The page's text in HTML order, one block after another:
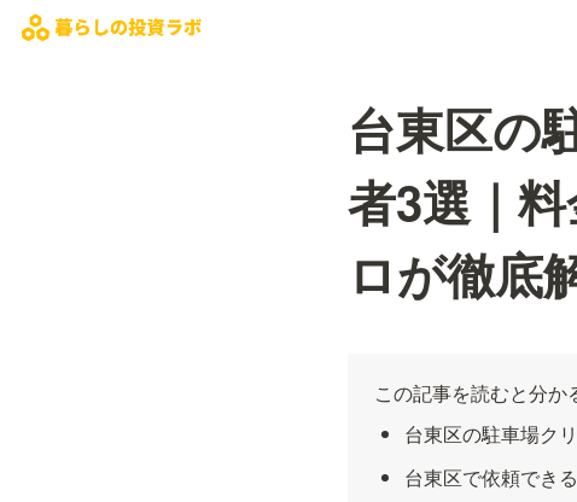
台東区の
者3選｜
ロが徹底
この記事を読むと分か
台東区の駐車場ク
台東区で依頼でき